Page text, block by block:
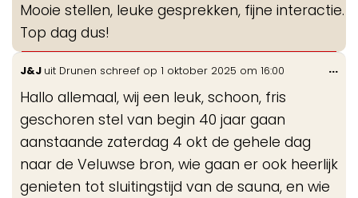
Mooie stellen, leuke gesprekken, fijne interactie.
Top dag dus!
J&J uit Drunen schreef op 1 oktober 2025 om 16:00
Hallo allemaal, wij een leuk, schoon, fris
geschoren stel van begin 40 jaar gaan
aanstaande zaterdag 4 okt de gehele dag
naar de Veluwse bron, wie gaan er ook heerlijk
genieten tot sluitingstijd van de sauna, en wie
...